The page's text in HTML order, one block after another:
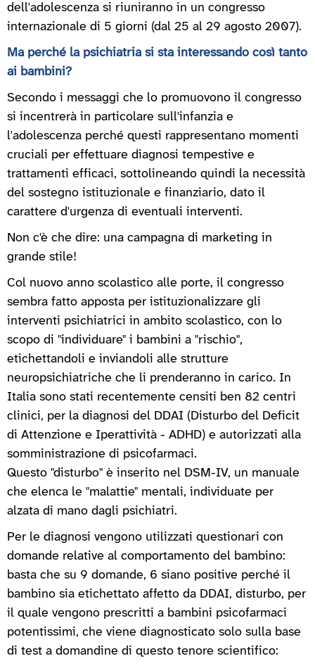
dell'adolescenza si riuniranno in un congresso
internazionale di 5 giorni (dal 25 al 29 agosto 2007).
Ma perché la psichiatria si sta interessando così tanto
ai bambini?
Secondo i messaggi che lo promuovono il congresso
si incentrerà in particolare sull'infanzia e
l'adolescenza perché questi rappresentano momenti
cruciali per effettuare diagnosi tempestive e
trattamenti efficaci, sottolineando quindi la necessità
del sostegno istituzionale e finanziario, dato il
carattere d'urgenza di eventuali interventi.
Non c'è che dire: una campagna di marketing in
grande stile!
Col nuovo anno scolastico alle porte, il congresso
sembra fatto apposta per istituzionalizzare gli
interventi psichiatrici in ambito scolastico, con lo
scopo di "individuare" i bambini a "rischio",
etichettandoli e inviandoli alle strutture
neuropsichiatriche che li prenderanno in carico. In
Italia sono stati recentemente censiti ben 82 centri
clinici, per la diagnosi del DDAI (Disturbo del Deficit
di Attenzione e Iperattività - ADHD) e autorizzati alla
somministrazione di psicofarmaci.
Questo "disturbo" è inserito nel DSM-IV, un manuale
che elenca le "malattie" mentali, individuate per
alzata di mano dagli psichiatri.
Per le diagnosi vengono utilizzati questionari con
domande relative al comportamento del bambino:
basta che su 9 domande, 6 siano positive perché il
bambino sia etichettato affetto da DDAI, disturbo, per
il quale vengono prescritti a bambini psicofarmaci
potentissimi, che viene diagnosticato solo sulla base
di test a domandine di questo tenore scientifico: